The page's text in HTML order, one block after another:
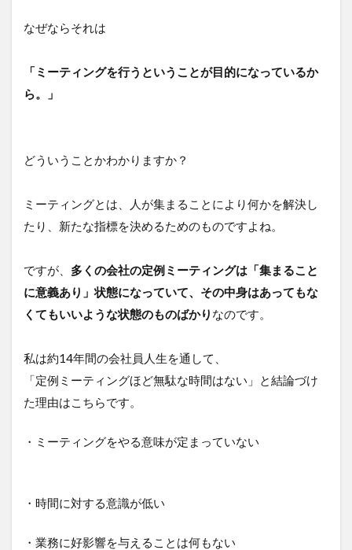
なぜならそれは
「ミーティングを行うということが目的になっているか
ら。」
どういうことかわかりますか？
ミーティングとは、人が集まることにより何かを解決し
たり、新たな指標を決めるためのものですよね。
ですが、 多くの会社の定例ミーティングは「集まること
に意義あり」状態になっていて、その中身はあってもな
くてもいいような状態のものばかり なのです。
私は約14年間の会社員人生を通して、
「定例ミーティングほど無駄な時間はない」と結論づけ
た理由はこちらです。
・ミーティングをやる意味が定まっていない
・時間に対する意識が低い
・業務に好影響を与えることは何もない